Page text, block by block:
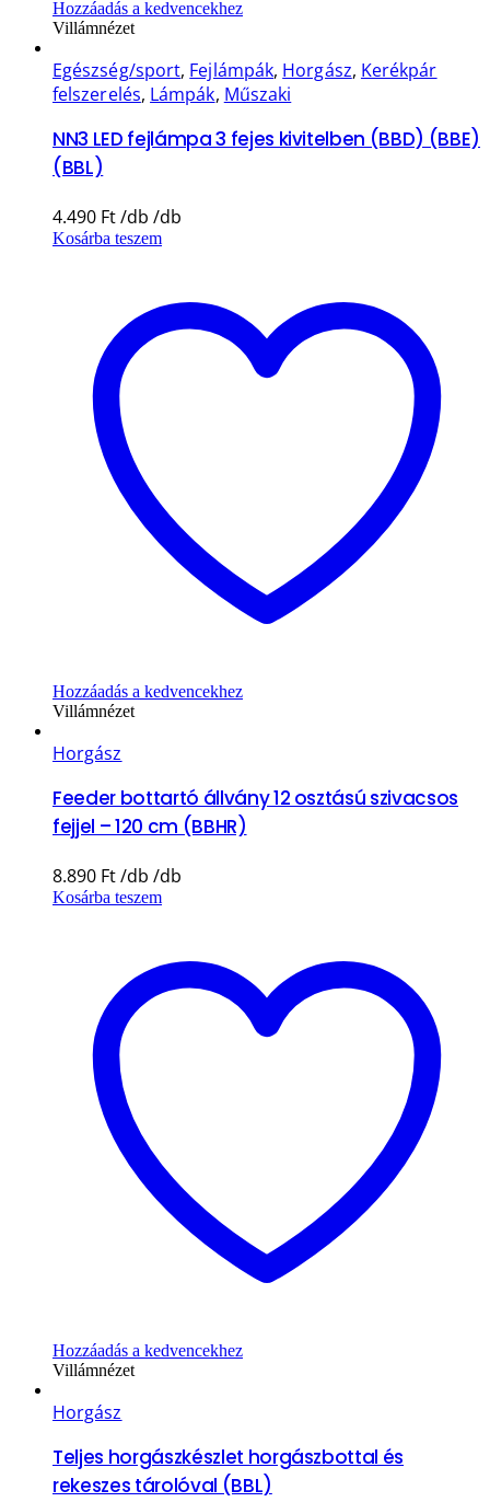
Hozzáadás a kedvencekhez
Villámnézet
Egészség/sport, Fejlámpák, Horgász, Kerékpár
felszerelés, Lámpák, Műszaki
NN3 LED fejlámpa 3 fejes kivitelben (BBD) (BBE)
(BBL)
4.490 Ft
Kosárba teszem
Hozzáadás a kedvencekhez
Villámnézet
Horgász
Feeder bottartó állvány 12 osztású szivacsos
fejjel – 120 cm (BBHR)
8.890 Ft
Kosárba teszem
Hozzáadás a kedvencekhez
Villámnézet
Horgász
Teljes horgászkészlet horgászbottal és
rekeszes tárolóval (BBL)